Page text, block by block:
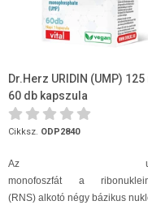
Dr.Herz URIDIN (UMP)
60 db kapszula
Cikksz. ODP2840
Az
monofoszfát a
(RNS) alkotó négy bázikus